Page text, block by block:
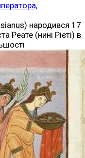
народився 17
Реате (нині Рієті) в